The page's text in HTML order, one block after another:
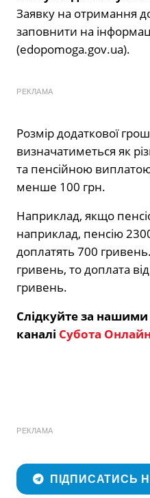
Заявку на отримання
заповнити на
(edopomoga.gov.ua).
РЕКЛАМА
Розмір додаткової
визначатиметься як
та пенсійною
менше 100 грн.
Наприклад, якщо
наприклад, пенсію
доплатять 700
гривень, то доплата
гривень.
Слідкуйте за
каналі Субота Онлайн
РЕКЛАМА
ПІДПИСАТИСЬ